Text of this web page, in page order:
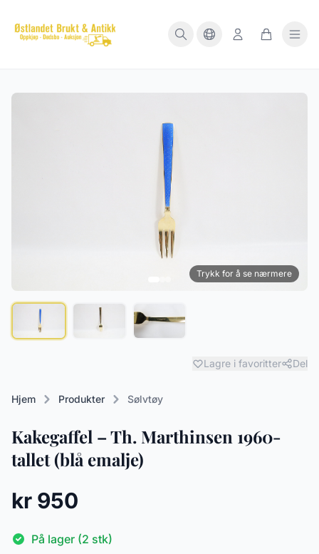
Trykk for å se nærmere
Lagre i favoritter Del
Hjem Produkter Sølvtøy
Kakegaffel – Th. Marthinsen 1960-
tallet (blå emalje)
kr 950
På lager (2 stk)